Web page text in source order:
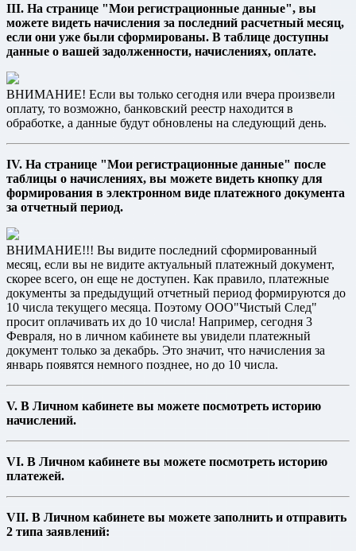
III. На странице "Мои регистрационные данные", вы
можете видеть начисления за последний расчетный месяц,
если они уже были сформированы. В таблице доступны
данные о вашей задолженности, начислениях, оплате.
ВНИМАНИЕ! Если вы только сегодня или вчера произвели
оплату, то возможно, банковский реестр находится в
обработке, а данные будут обновлены на следующий день.
IV. На странице "Мои регистрационные данные" после
таблицы о начислениях, вы можете видеть кнопку для
формирования в электронном виде платежного документа
за отчетный период.
ВНИМАНИЕ!!! Вы видите последний сформированный
месяц, если вы не видите актуальный платежный документ,
скорее всего, он еще не доступен. Как правило, платежные
документы за предыдущий отчетный период формируются до
10 числа текущего месяца. Поэтому ООО"Чистый След"
просит оплачивать их до 10 числа! Например, сегодня 3
Февраля, но в личном кабинете вы увидели платежный
документ только за декабрь. Это значит, что начисления за
январь появятся немного позднее, но до 10 числа.
V. В Личном кабинете вы можете посмотреть историю
начислений.
VI. В Личном кабинете вы можете посмотреть историю
платежей.
VII. В Личном кабинете вы можете заполнить и отправить
2 типа заявлений: